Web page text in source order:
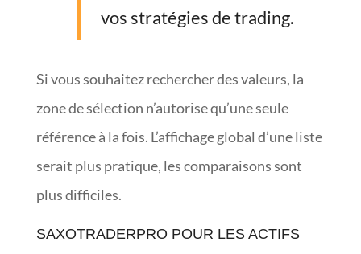
vos stratégies de trading.
Si vous souhaitez rechercher des valeurs, la
zone de sélection n’autorise qu’une seule
référence à la fois. L’affichage global d’une liste
serait plus pratique, les comparaisons sont
plus difficiles.
SAXOTRADERPRO POUR LES ACTIFS